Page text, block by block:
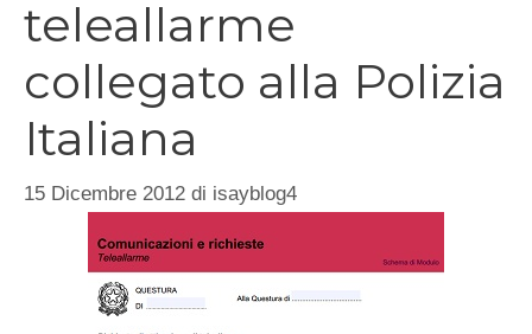
teleallarme
collegato alla Polizia
Italiana
15 Dicembre 2012 di isayblog4